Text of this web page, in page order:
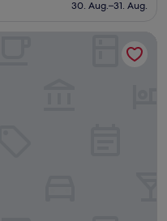
30. Aug.–31. Aug.